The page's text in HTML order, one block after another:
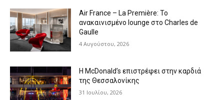
Air France – La Première: Το
ανακαινισμένο lounge στο Charles de
Gaulle
4 Αυγούστου, 2026
Η McDonald’s επιστρέφει στην καρδιά
της Θεσσαλονίκης
31 Ιουλίου, 2026